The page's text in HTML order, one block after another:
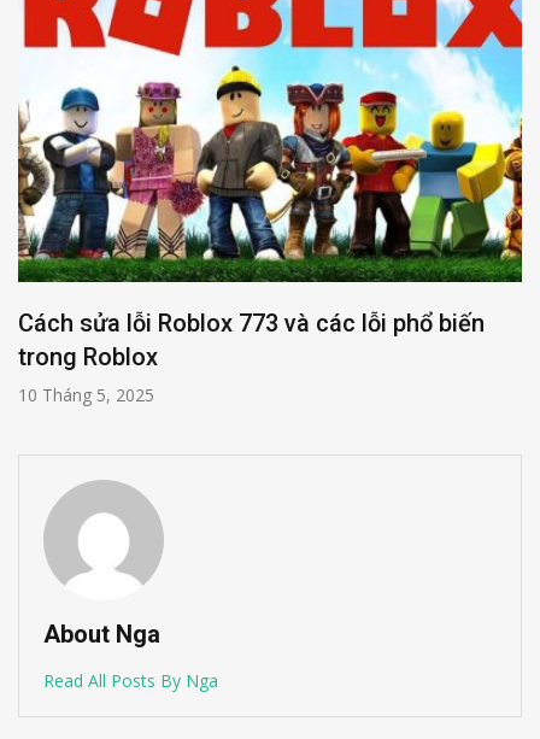
Cách sửa lỗi Roblox 773 và các lỗi phổ biến
trong Roblox
10 Tháng 5, 2025
About Nga
Read All Posts By Nga